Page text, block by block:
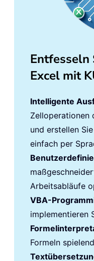
Entfesseln
Excel mit
Intelligente
Zelloperationen
und erstellen
einfach per
Arbeitsabläufe
VBA-
implementieren
Formeln